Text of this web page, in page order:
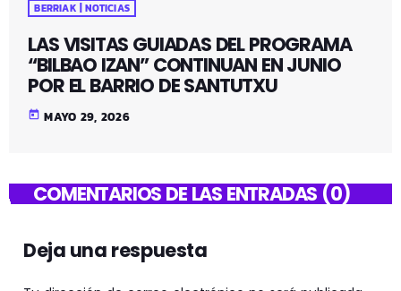
BERRIAK | NOTICIAS
LAS VISITAS GUIADAS DEL PROGRAMA
“BILBAO IZAN” CONTINUAN EN JUNIO
POR EL BARRIO DE SANTUTXU
today MAYO 29, 2026
COMENTARIOS DE LAS ENTRADAS (0)
Deja una respuesta